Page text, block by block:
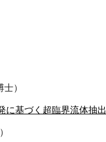
）
に基づく超臨界流体抽